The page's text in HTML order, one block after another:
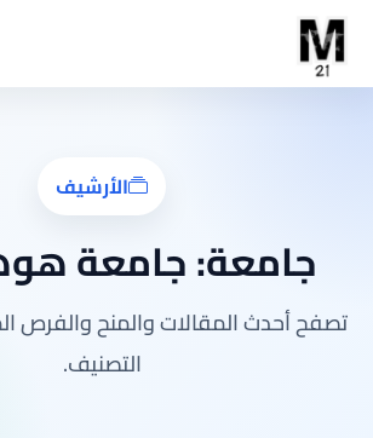
الأرشيف
جامعة:جامعة
تصفح أحدث المقالات والمنح والفرص
التصنيف.